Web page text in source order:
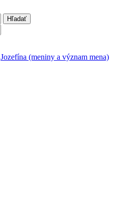
Jozefína (meniny a význam mena)